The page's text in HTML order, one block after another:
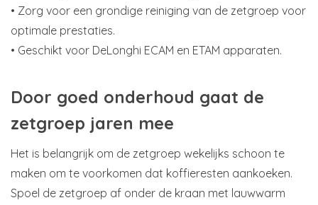
• Zorg voor een grondige reiniging van de zetgroep voor
optimale prestaties.
• Geschikt voor DeLonghi ECAM en ETAM apparaten.
Door goed onderhoud gaat de
zetgroep jaren mee
Het is belangrijk om de zetgroep wekelijks schoon te
maken om te voorkomen dat koffieresten aankoeken.
Spoel de zetgroep af onder de kraan met lauwwarm